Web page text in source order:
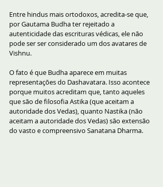
Entre hindus mais ortodoxos, acredita-se que,
por Gautama Budha ter rejeitado a
autenticidade das escrituras védicas, ele não
pode ser ser considerado um dos avatares de
Vishnu.
O fato é que Budha aparece em muitas
representações do Dashavatara. Isso acontece
porque muitos acreditam que, tanto aqueles
que são de filosofia Astika (que aceitam a
autoridade dos Vedas), quanto Nastika (não
aceitam a autoridade dos Vedas) são extensão
do vasto e compreensivo Sanatana Dharma.